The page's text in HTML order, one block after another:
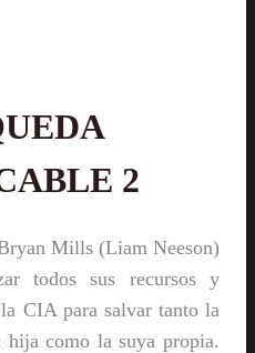
2
Mills (Liam Neeson)
todos sus recursos y
CIA para salvar tanto la
como la suya propia.